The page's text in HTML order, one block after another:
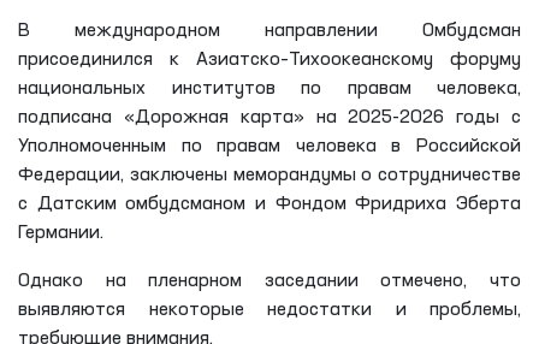
В международном направлении Омбудсман
присоединился к Азиатско–Тихоокеанскому форуму
национальных институтов по правам человека,
подписана «Дорожная карта» на 2025-2026 годы с
Уполномоченным по правам человека в Российской
Федерации, заключены меморандумы о сотрудничестве
с Датским омбудсманом и Фондом Фридриха Эберта
Германии.
Однако на пленарном заседании отмечено, что
выявляются некоторые недостатки и проблемы,
требующие внимания.